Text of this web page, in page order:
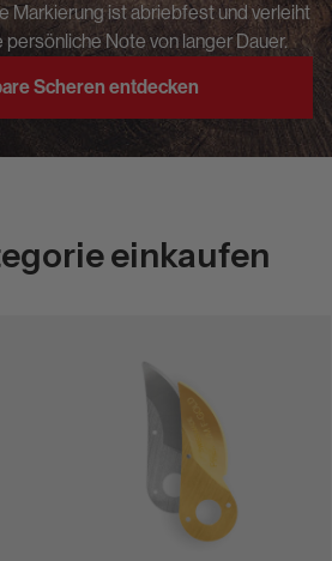
Markierung ist abriebfest und verleiht
Note von langer Dauer.
Scheren entdecken
einkaufen